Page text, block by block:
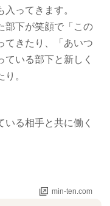
ってきます。
部下が笑顔で「この
てきたり、「あいつ
いる部下と新しく
。
る相手と共に働く
min-ten.com